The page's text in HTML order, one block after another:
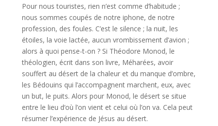
Pour nous touristes, rien n’est comme d’habitude ;
nous sommes coupés de notre iphone, de notre
profession, des foules. C’est le silence ; la nuit, les
étoiles, la voie lactée, aucun vrombissement d’avion ;
alors à quoi pense-t-on ? Si Théodore Monod, le
théologien, écrit dans son livre, Méharées, avoir
souffert au désert de la chaleur et du manque d’ombre,
les Bédouins qui l’accompagnent marchent, eux, avec
un but, le puits. Alors pour Monod, le désert se situe
entre le lieu d‘où l’on vient et celui où l’on va. Cela peut
résumer l’expérience de Jésus au désert.